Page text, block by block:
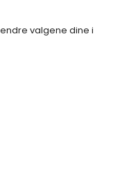
valgene dine i